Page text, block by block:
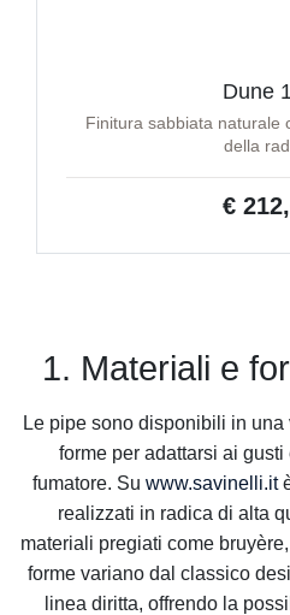
Dune
Finitura sabbiata naturale
della
€
1. Materiali e
Le pipe sono disponibili in
forme per adattarsi ai
fumatore. Su www.savinelli.it
realizzati in radica di alta
materiali pregiati come
forme variano dal classico
linea diritta, offrendo la